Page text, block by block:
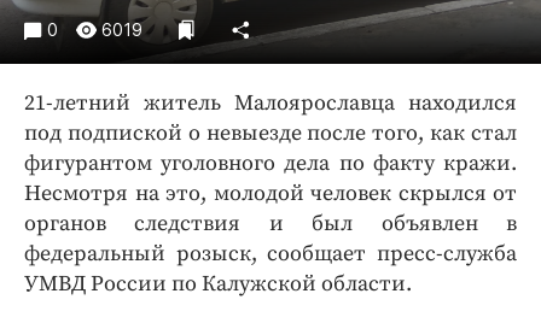
Спорт
Экономика и бизнес
ПРОЕКТЫ
Блоги
Издания
Медиаперсона
Интересное чтиво
Клиника года
0 6019
21-летний житель Малоярославца находился
под подпиской о невыезде после того, как стал
фигурантом уголовного дела по факту кражи.
Несмотря на это, молодой человек скрылся от
органов следствия и был объявлен в
федеральный розыск, сообщает пресс-служба
УМВД России по Калужской области.